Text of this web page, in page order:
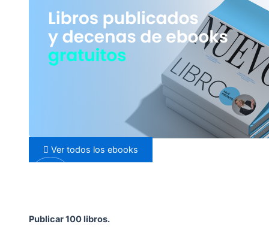
Ver todos los ebooks
Publicar 100 libros.